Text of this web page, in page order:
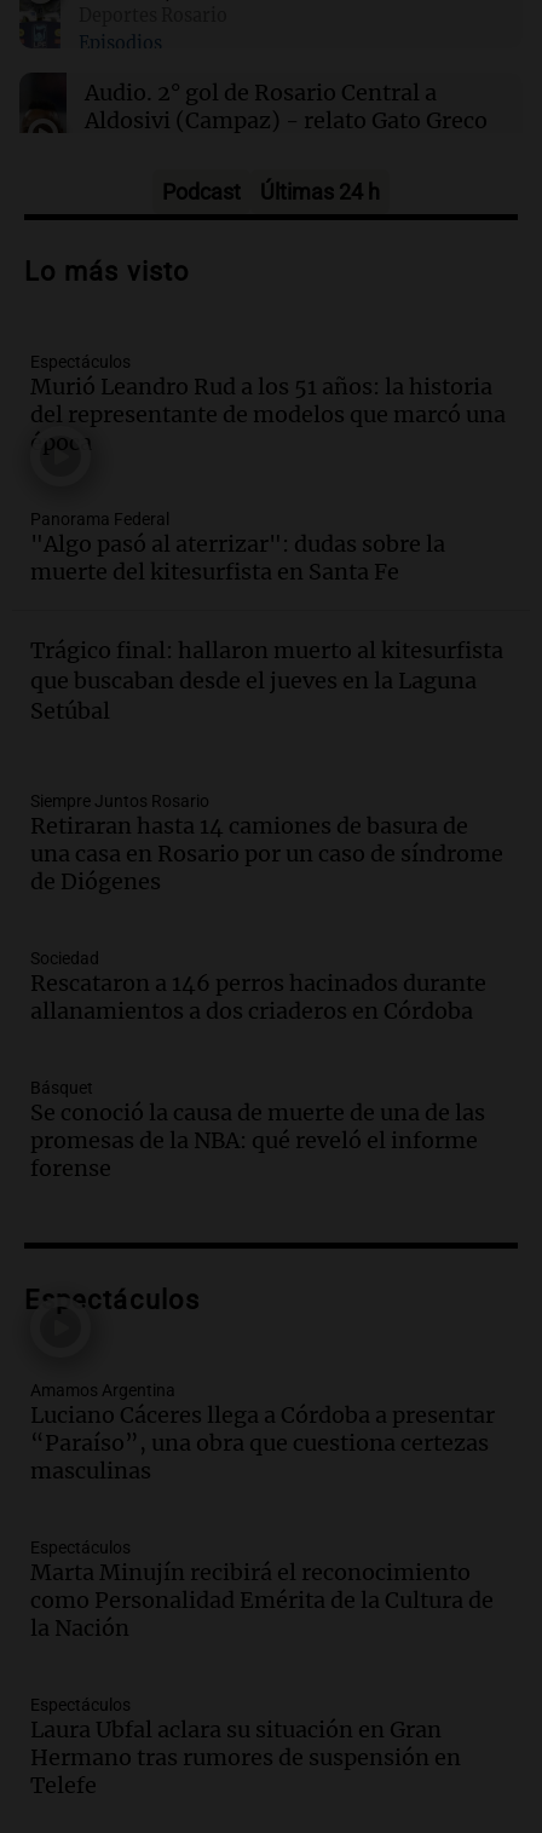
Colombia
Episodios
Audio. 2° gol de Rosario Central a
Aldosivi (Campaz) - relato Gato Greco
Audio.Nuevo desarrollo urbano y casa
en Villa María
Audio.
la Bulaya abrirá sus puertas mañana con
diversas actividades y sorpresas
Panorama Federal
edificios y proyecta una casa del
estudiante con 48 municipios
involucrados
Episodios
Audio.1° gol de Rosario Central a
Aldosivi (Zalazar en contra) - relato
Gato Greco
Audio.Recomendaciones de vino
bonarda para disfrutar el fin de semana
en Mendoza
Panorama Federal
Audio.
en la Sociedad Rural de Bulaya con
actividades para toda la familia
Audio.
edificios y una casa del estudiante para
jóvenes de la región
Panorama Federal
Audio.Preparativos finales para la gran
Bulaya este sábado
Audio.Denuncias por represión en el
Congreso y evacuación por derrame de
oxígeno en Montecastro
Panorama Federal
y llega avión para escuelas de la décima
brigada aérea
Panorama Federal
Episodios
como enfermedad laboral tras la muerte
de un docente
Panorama Federal
Episodios
Podcast Últimas 24 h
Lo más visto
Espectáculos
Murió Leandro Rud a los 51 años: la historia
del representante de modelos que marcó una
época
Panorama Federal
"Algo pasó al aterrizar": dudas sobre la
muerte del kitesurfista en Santa Fe
Trágico final: hallaron muerto al kitesurfista
que buscaban desde el jueves en la Laguna
Setúbal
Siempre Juntos Rosario
Retiraran hasta 14 camiones de basura de
una casa en Rosario por un caso de síndrome
de Diógenes
Sociedad
Rescataron a 146 perros hacinados durante
allanamientos a dos criaderos en Córdoba
Básquet
Se conoció la causa de muerte de una de las
promesas de la NBA: qué reveló el informe
forense
Espectáculos
Amamos Argentina
Luciano Cáceres llega a Córdoba a presentar
“Paraíso”, una obra que cuestiona certezas
masculinas
Espectáculos
Marta Minujín recibirá el reconocimiento
como Personalidad Emérita de la Cultura de
la Nación
Espectáculos
Laura Ubfal aclara su situación en Gran
Hermano tras rumores de suspensión en
Telefe